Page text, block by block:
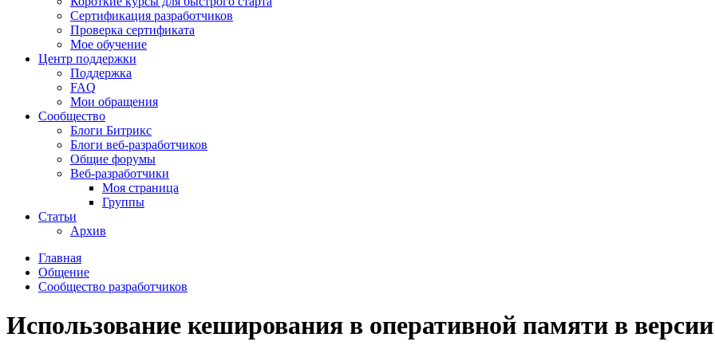
Сертификация разработчиков
Проверка сертификата
Мое обучение
Центр поддержки
Поддержка
FAQ
Мои обращения
Сообщество
Блоги Битрикс
Блоги веб-разработчиков
Общие форумы
Веб-разработчики
Моя страница
Группы
Статьи
Архив
Главная
Общение
Сообщество разработчиков
Использование кеширования в оперативной памяти в